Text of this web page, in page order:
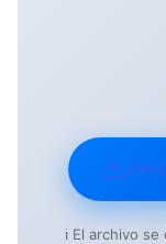
ℹ️ El archivo